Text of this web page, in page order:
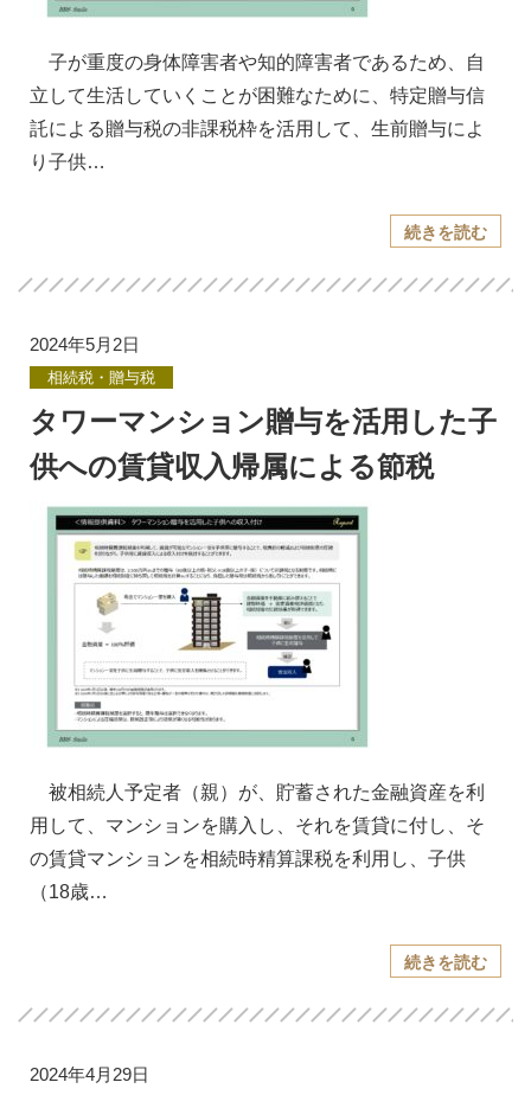
子が重度の身体障害者や知的障害者であるため、自
立して生活していくことが困難なために、特定贈与信
託による贈与税の非課税枠を活用して、生前贈与によ
り子供…
続きを読む
2024年5月2日
相続税・贈与税
タワーマンション贈与を活用した子
供への賃貸収入帰属による節税
被相続人予定者（親）が、貯蓄された金融資産を利
用して、マンションを購入し、それを賃貸に付し、そ
の賃貸マンションを相続時精算課税を利用し、子供
（18歳…
続きを読む
2024年4月29日